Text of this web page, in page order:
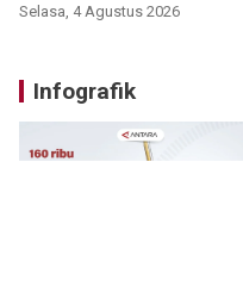
Selasa, 4 Agustus 2026
Infografik